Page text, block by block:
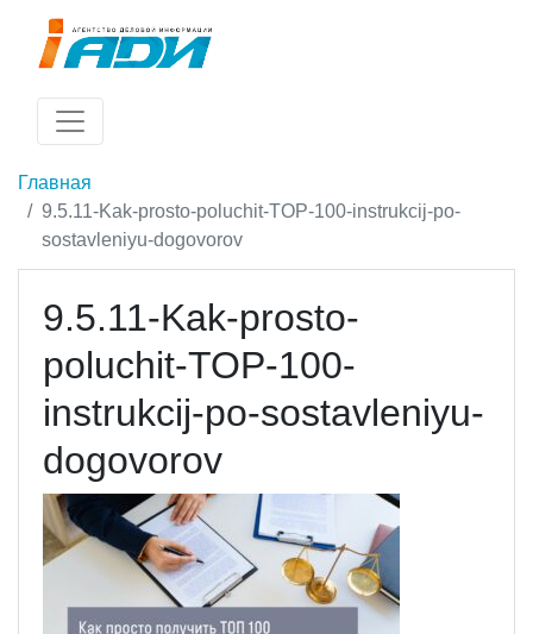
Главная
9.5.11-Kak-prosto-poluchit-TOP-100-instrukcij-po-
sostavleniyu-dogovorov
9.5.11-Kak-prosto-
poluchit-TOP-100-
instrukcij-po-sostavleniyu-
dogovorov